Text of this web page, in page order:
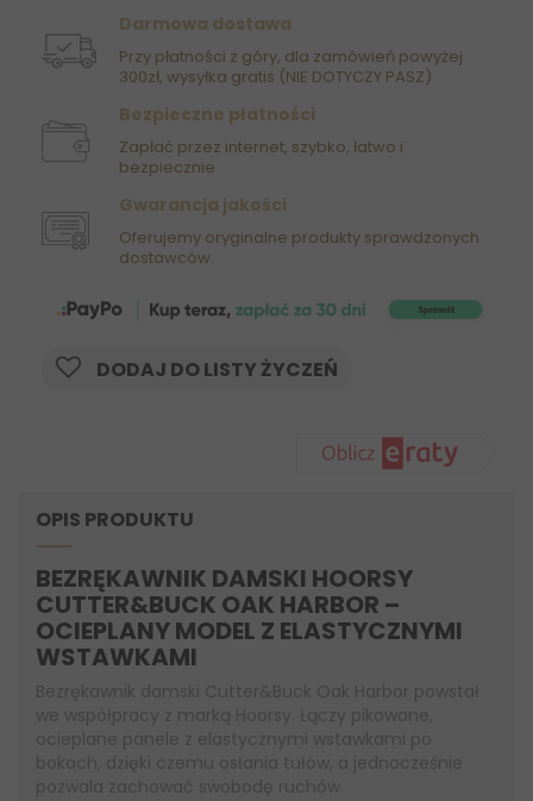
Darmowa dostawa
Przy płatności z góry, dla zamówień powyżej
300zł, wysyłka gratis (NIE DOTYCZY PASZ)
Bezpieczne płatności
Zapłać przez internet, szybko, łatwo i
bezpiecznie
Gwarancja jakości
Oferujemy oryginalne produkty sprawdzonych
dostawców.
DODAJ DO LISTY ŻYCZEŃ
OPIS PRODUKTU
BEZRĘKAWNIK DAMSKI HOORSY
CUTTER&BUCK OAK HARBOR –
OCIEPLANY MODEL Z ELASTYCZNYMI
WSTAWKAMI
Bezrękawnik damski Cutter&Buck Oak Harbor powstał
we współpracy z marką Hoorsy. Łączy pikowane,
ocieplane panele z elastycznymi wstawkami po
bokach, dzięki czemu osłania tułów, a jednocześnie
pozwala zachować swobodę ruchów.